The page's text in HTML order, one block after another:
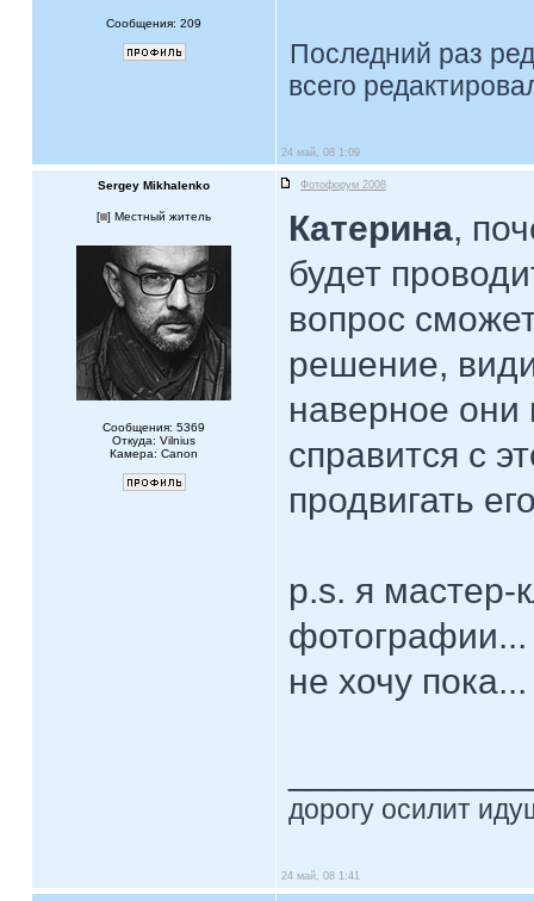
Сообщения: 209
Последний раз
всего
24 май, 08 1:09
Sergey Mikhalenko Фотофорум 2008
[ ] Местный житель
Сообщения: 5369
Откуда: Vilnius
Камера: Canon
Катерина,
будет
вопрос
решение,
наверное они
справится с
продвигать
p.s. я мастер-
фотографии...
не хочу
дорогу осилит
24 май, 08 1:41